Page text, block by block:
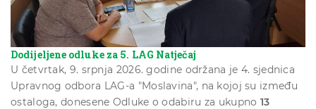
Dodijeljene odluke za 5. LAG Natječaj
U četvrtak, 9. srpnja 2026. godine održana je 4. sjednica
Upravnog odbora LAG-a "Moslavina", na kojoj su između
ostaloga, donesene Odluke o odabiru za ukupno 13